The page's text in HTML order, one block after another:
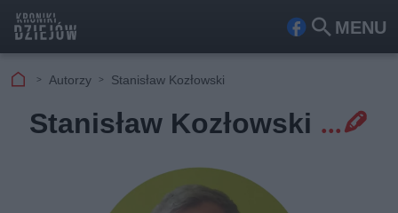
MENU
Fa Szu
Autorzy Stanisław Kozłowski
Stanisław Kozłowski